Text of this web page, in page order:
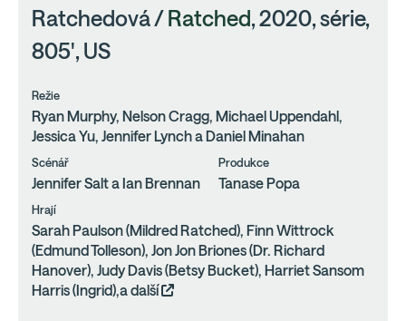
Ratchedová / Ratched, 2020, série,
805', US
Režie
Ryan Murphy, Nelson Cragg, Michael Uppendahl,
Jessica Yu, Jennifer Lynch a Daniel Minahan
Scénář
Jennifer Salt a Ian Brennan
Produkce
Tanase Popa
Hrají
Sarah Paulson (Mildred Ratched), Finn Wittrock
(Edmund Tolleson), Jon Jon Briones (Dr. Richard
Hanover), Judy Davis (Betsy Bucket), Harriet Sansom
Harris (Ingrid),a další